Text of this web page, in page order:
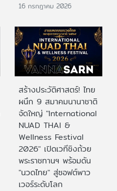
16 กรกฎาคม 2026
สร้างประวัติศาสตร์! ไทย
ผนึก 9 สมาคมนานาชาติ
จัดใหญ่ "International
NUAD THAI &
Wellness Festival
2026" เปิดเวทีชิงถ้วย
พระราชทานฯ พร้อมดัน
"นวดไทย" สู่ซอฟต์พาว
เวอร์ระดับโลก